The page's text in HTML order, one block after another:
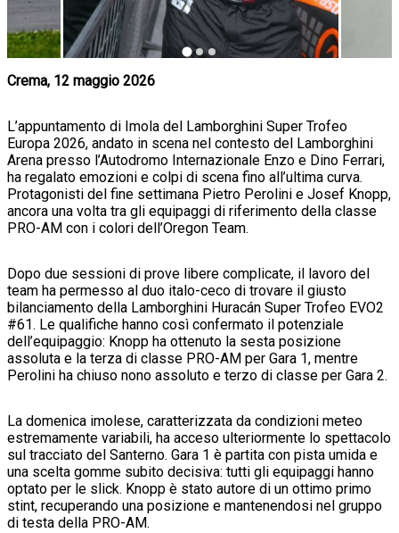
Crema, 12 maggio 2026
L’appuntamento di Imola del Lamborghini Super Trofeo
Europa 2026, andato in scena nel contesto del Lamborghini
Arena presso l’Autodromo Internazionale Enzo e Dino Ferrari,
ha regalato emozioni e colpi di scena fino all’ultima curva.
Protagonisti del fine settimana Pietro Perolini e Josef Knopp,
ancora una volta tra gli equipaggi di riferimento della classe
PRO-AM con i colori dell’Oregon Team.
Dopo due sessioni di prove libere complicate, il lavoro del
team ha permesso al duo italo-ceco di trovare il giusto
bilanciamento della Lamborghini Huracán Super Trofeo EVO2
#61. Le qualifiche hanno così confermato il potenziale
dell’equipaggio: Knopp ha ottenuto la sesta posizione
assoluta e la terza di classe PRO-AM per Gara 1, mentre
Perolini ha chiuso nono assoluto e terzo di classe per Gara 2.
La domenica imolese, caratterizzata da condizioni meteo
estremamente variabili, ha acceso ulteriormente lo spettacolo
sul tracciato del Santerno. Gara 1 è partita con pista umida e
una scelta gomme subito decisiva: tutti gli equipaggi hanno
optato per le slick. Knopp è stato autore di un ottimo primo
stint, recuperando una posizione e mantenendosi nel gruppo
di testa della PRO-AM.